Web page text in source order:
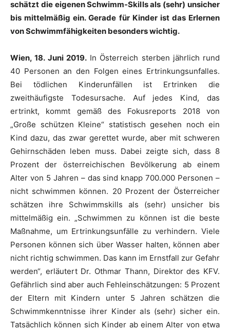
schätzt die eigenen Schwimm-Skills als (sehr) unsicher
bis mittelmäßig ein. Gerade für Kinder ist das Erlernen
von Schwimmfähigkeiten besonders wichtig.
Wien, 18. Juni 2019.In Österreich sterben jährlich rund
40 Personen an den Folgen eines Ertrinkungsunfalles.
Bei tödlichen Kinderunfällen ist Ertrinken die
zweithäufigste Todesursache. Auf jedes Kind, das
ertrinkt, kommt gemäß des Fokusreports 2018 von
„Große schützen Kleine“ statistisch gesehen noch ein
Kind dazu, das zwar gerettet wurde, aber mit schweren
Gehirnschäden leben muss. Dabei zeigte sich, dass 8
Prozent der österreichischen Bevölkerung ab einem
Alter von 5 Jahren – das sind knapp 700.000 Personen –
nicht schwimmen können. 20 Prozent der Österreicher
schätzen ihre Schwimmskills als (sehr) unsicher bis
mittelmäßig ein. „Schwimmen zu können ist die beste
Maßnahme, um Ertrinkungsunfälle zu verhindern. Viele
Personen können sich über Wasser halten, können aber
nicht richtig schwimmen. Das kann im Ernstfall zur Gefahr
werden“, erläutert Dr. Othmar Thann, Direktor des KFV.
Gefährlich sind aber auch Fehleinschätzungen: 5 Prozent
der Eltern mit Kindern unter 5 Jahren schätzen die
Schwimmkenntnisse ihrer Kinder als (sehr) sicher ein.
Tatsächlich können sich Kinder ab einem Alter von etwa